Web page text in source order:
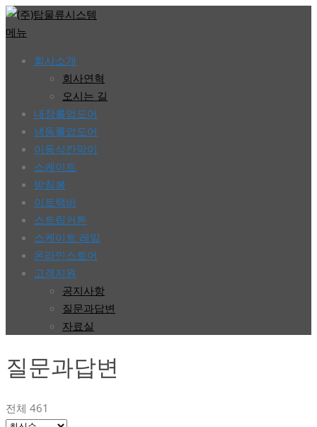
콘
텐
메뉴
회사소개
회사연혁
오시는 길
내장롤업도어
냉동롤업도어
이동식칸막이
스케이트
받침봉
이트랙바
스트립커튼
스케이트 레일
온라인스토어
고객지원
공지사항
질문과답변
자료실
질문과답변
전체 461